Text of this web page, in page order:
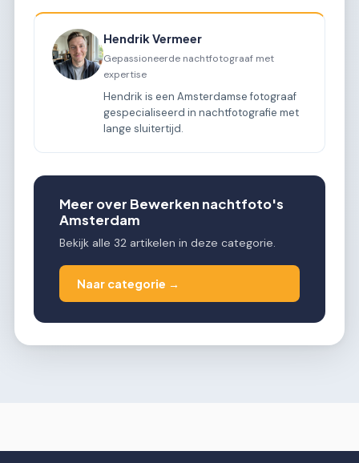
Hendrik Vermeer
Gepassioneerde nachtfotograaf met
expertise
Hendrik is een Amsterdamse fotograaf
gespecialiseerd in nachtfotografie met
lange sluitertijd.
Meer over Bewerken nachtfoto's
Amsterdam
Bekijk alle 32 artikelen in deze categorie.
Naar categorie →